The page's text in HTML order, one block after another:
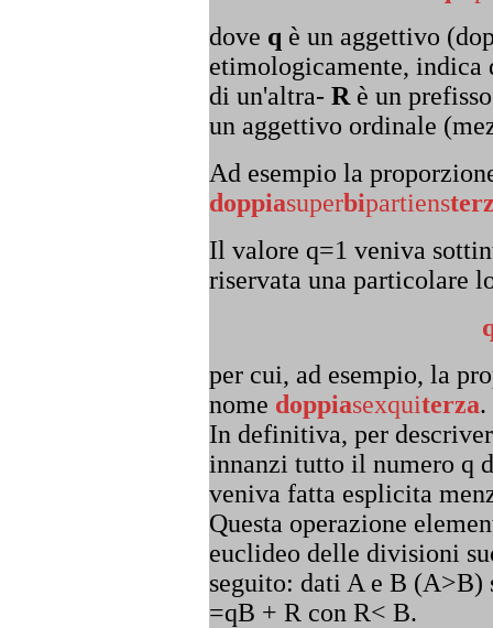
dove q è un aggettivo
etimologicamente, indica
di un'altra- R è un
un aggettivo ordinale
Ad esempio la
doppiasuperbipartiens
Il valore q=1 veniva
riservata una particolare
per cui, ad esempio, la
nome doppiasexquiterza.
In definitiva, per
innanzi tutto il numero q
veniva fatta esplicita
Questa operazione
euclideo delle divisioni
seguito: dati A e B (A>B)
=qB + R con R< B.